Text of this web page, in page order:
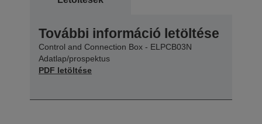
További információ letöltése
Control and Connection Box - ELPCB03N
Adatlap/prospektus
PDF letöltése